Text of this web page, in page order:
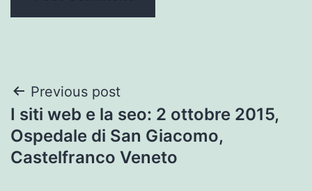
Post
navigation
Previous post
I siti web e la seo: 2 ottobre 2015,
Ospedale di San Giacomo,
Castelfranco Veneto